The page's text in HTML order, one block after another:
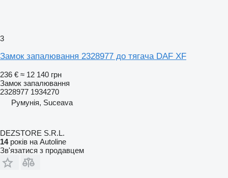
3
Замок запалювання 2328977 до тягача DAF XF
236 € ≈ 12 140 грн
Замок запалювання
2328977 1934270
Румунія, Suceava
DEZSTORE S.R.L.
14років на Autoline
Зв'язатися з продавцем